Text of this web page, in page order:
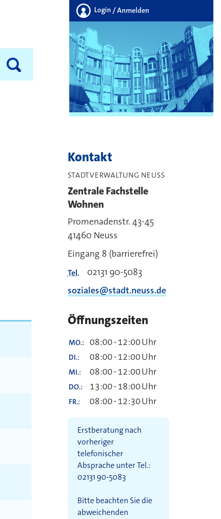
Login / Anmelden
Kontakt
STADTVERWALTUNG NEUSS
Zentrale Fachstelle
Wohnen
Promenadenstr. 43-45
41460 Neuss
Eingang 8 (barrierefrei)
Tel.
02131 90-5083
soziales@stadt.neuss.de
Öffnungszeiten
MO. 08:00-12:00Uhr
DI. 08:00-12:00Uhr
MI. 08:00-12:00Uhr
DO. 13:00-18:00Uhr
FR. 08:00-12:30Uhr
Erstberatung nach
vorheriger
telefonischer
Absprache unter Tel.:
02131 90-5083
Bitte beachten Sie die
abweichenden